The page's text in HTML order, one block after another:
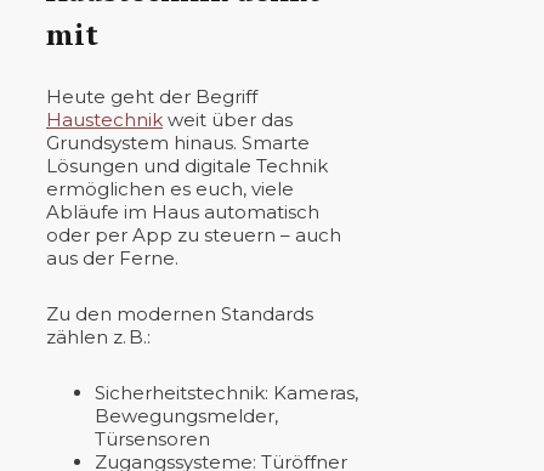
mit
Heute geht der Begriff
Haustechnik weit über das
Grundsystem hinaus. Smarte
Lösungen und digitale Technik
ermöglichen es euch, viele
Abläufe im Haus automatisch
oder per App zu steuern – auch
aus der Ferne.
Zu den modernen Standards
zählen z. B.:
Sicherheitstechnik: Kameras,
Bewegungsmelder,
Türsensoren
Zugangssysteme: Türöffner